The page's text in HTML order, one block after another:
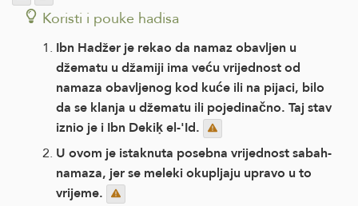
Koristi i pouke hadisa
Ibn Hadžer je rekao da namaz obavljen u
džematu u džamiji ima veću vrijednost od
namaza obavljenog kod kuće ili na pijaci, bilo
da se klanja u džematu ili pojedinačno. Taj stav
iznio je i Ibn Dekiḳ el-'Id.
U ovom je istaknuta posebna vrijednost sabah-
namaza, jer se meleki okupljaju upravo u to
vrijeme.